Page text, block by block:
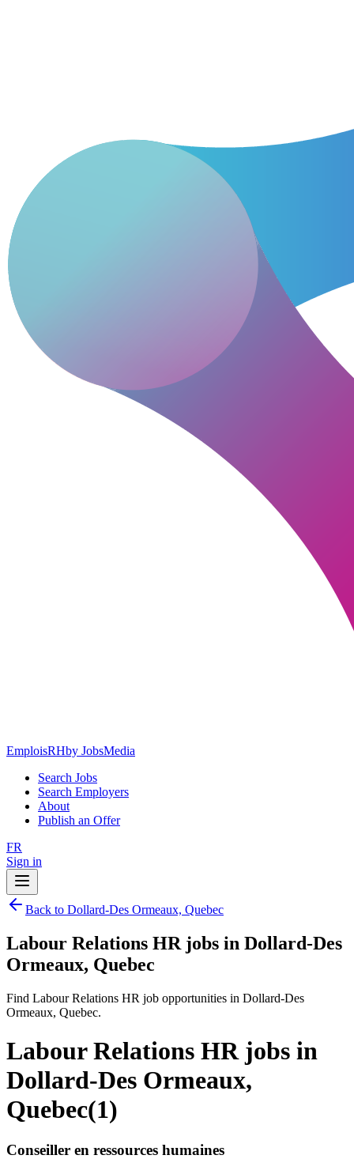
EmploisRHby JobsMedia
Search Jobs
Search Employers
About
Publish an Offer
FR
Sign in
Back to Dollard-Des Ormeaux, Quebec
Labour Relations HR jobs in Dollard-Des
Ormeaux, Quebec
Find Labour Relations HR job opportunities in Dollard-Des
Ormeaux, Quebec.
Labour Relations HR jobs in
Dollard-Des Ormeaux,
Quebec(1)
Conseiller en ressources humaines